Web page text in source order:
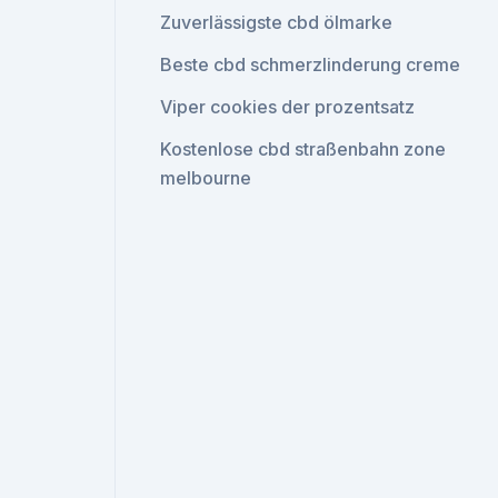
Zuverlässigste cbd ölmarke
Beste cbd schmerzlinderung creme
Viper cookies der prozentsatz
Kostenlose cbd straßenbahn zone
melbourne